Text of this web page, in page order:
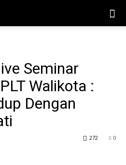
Seminar
Walikota :
Dengan
0
272